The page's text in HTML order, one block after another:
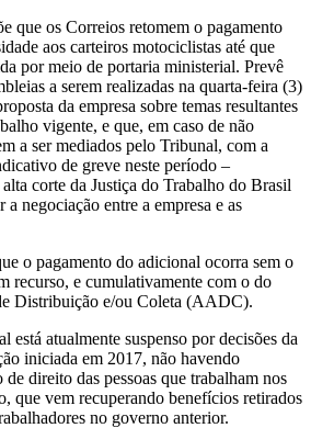
que os Correios retomem o pagamento
aos carteiros motociclistas até que
por meio de portaria ministerial. Prevê
a serem realizadas na quarta-feira (3)
da empresa sobre temas resultantes
vigente, e que, em caso de não
a ser mediados pelo Tribunal, com a
de greve neste período –
corte da Justiça do Trabalho do Brasil
a negociação entre a empresa e as
o pagamento do adicional ocorra sem o
recurso, e cumulativamente com o do
Distribuição e/ou Coleta (AADC).
está atualmente suspenso por decisões da
iniciada em 2017, não havendo
direito das pessoas que trabalham nos
que vem recuperando benefícios retirados
no governo anterior.